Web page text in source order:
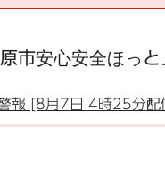
市安心安全ほっ
報 [8月7日 4時25分配